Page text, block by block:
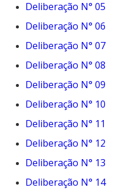
Deliberação N° 05
Deliberação N° 06
Deliberação N° 07
Deliberação N° 08
Deliberação N° 09
Deliberação N° 10
Deliberação N° 11
Deliberação N° 12
Deliberação N° 13
Deliberação N° 14